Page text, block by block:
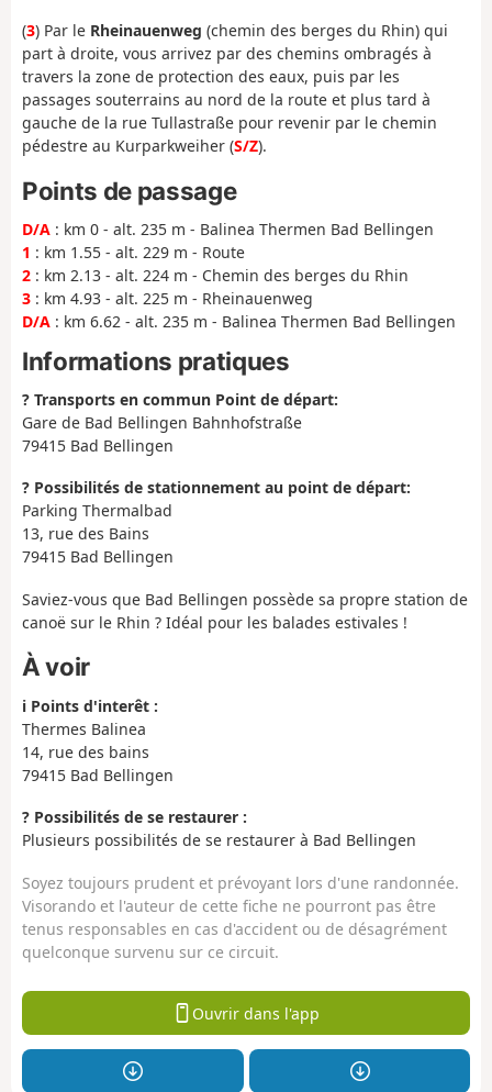
(3) Par le Rheinauenweg (chemin des berges du Rhin) qui
part à droite, vous arrivez par des chemins ombragés à
travers la zone de protection des eaux, puis par les
passages souterrains au nord de la route et plus tard à
gauche de la rue Tullastraße pour revenir par le chemin
pédestre au Kurparkweiher (S/Z).
Points de passage
D/A : km 0 - alt. 235 m - Balinea Thermen Bad Bellingen
1 : km 1.55 - alt. 229 m - Route
2 : km 2.13 - alt. 224 m - Chemin des berges du Rhin
3 : km 4.93 - alt. 225 m - Rheinauenweg
D/A : km 6.62 - alt. 235 m - Balinea Thermen Bad Bellingen
Informations pratiques
? Transports en commun Point de départ:
Gare de Bad Bellingen Bahnhofstraße
79415 Bad Bellingen
?️ Possibilités de stationnement au point de départ:
Parking Thermalbad
13, rue des Bains
79415 Bad Bellingen
Saviez-vous que Bad Bellingen possède sa propre station de
canoë sur le Rhin ? Idéal pour les balades estivales !
À voir
ℹ️ Points d'interêt :
Thermes Balinea
14, rue des bains
79415 Bad Bellingen
?️ Possibilités de se restaurer :
Plusieurs possibilités de se restaurer à Bad Bellingen
Soyez toujours prudent et prévoyant lors d'une randonnée.
Visorando et l'auteur de cette fiche ne pourront pas être
tenus responsables en cas d'accident ou de désagrément
quelconque survenu sur ce circuit.
Ouvrir dans l'app